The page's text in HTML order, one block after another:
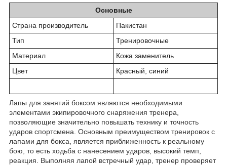
Основные
Страна производитель
Пакистан
Тип
Тренировочные
Материал
Кожа заменитель
Цвет
Красный, синий
Лапы для занятий боксом являются необходимыми
элементами экипировочного снаряжения тренера,
позволяющие значительно повышать технику и точность
ударов спортсмена. Основным преимуществом тренировок с
лапами для бокса, является приближенность к реальному
бою, то есть ходьба с нанесением ударов, высокий темп,
реакция. Выполняя лапой встречный удар, тренер проверяет